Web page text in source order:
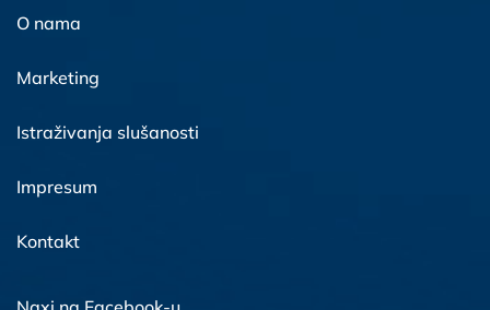
O nama
Marketing
Istraživanja slušanosti
Impresum
Kontakt